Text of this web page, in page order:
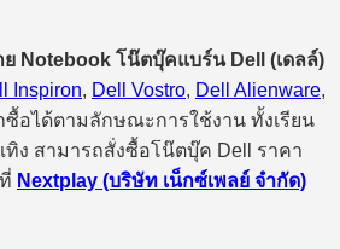
Notebook โน๊ตบุ๊คแบร์น Dell (เดลล์)
Inspiron, Dell Vostro, Dell Alienware,
ซื้อได้ตามลักษณะการใช้งาน ทั้งเรียน
ทิง สามารถสั่งซื้อโน๊ตบุ๊ค Dell ราคา
Nextplay (บริษัท เน็กซ์เพลย์ จำกัด)